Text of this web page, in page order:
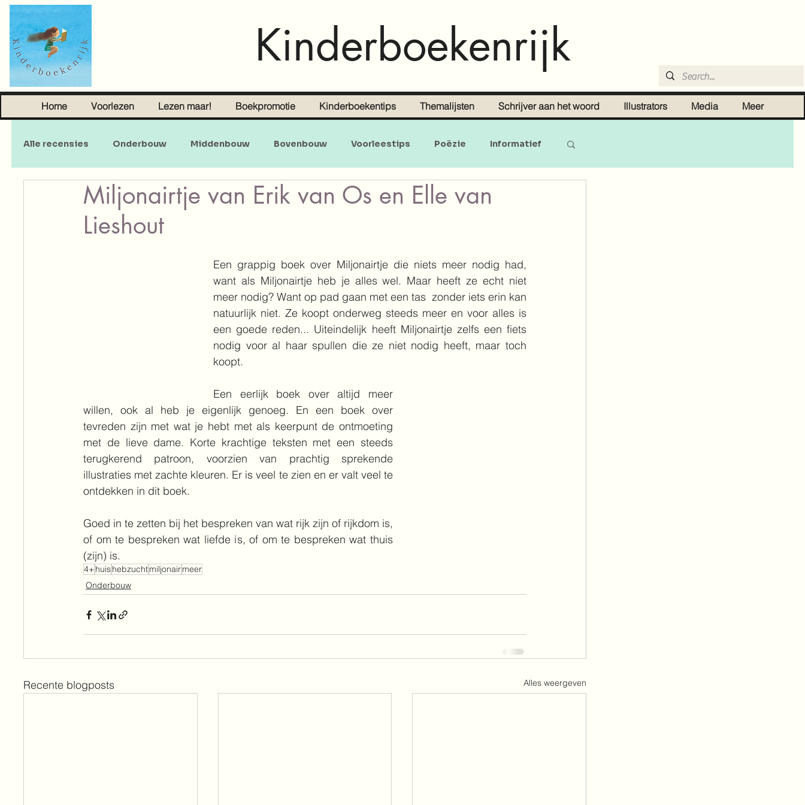
Kinderboekenrijk
Home Voorlezen Lezen maar! Boekpromotie Kinderboekentips Themalijsten Schrijver aan het woord Illustrators Media Meer
Alle recensies Onderbouw Middenbouw Bovenbouw Voorleestips Poëzie Informatief
Sprookjes Young Adult Volwassenen Doe-en zoekboeken Baby's en peuters
Miljonairtje van Erik van Os en Elle van
Lieshout
Een grappig boek over Miljonairtje die niets meer nodig had,
want als Miljonairtje heb je alles wel. Maar heeft ze echt niet
meer nodig? Want op pad gaan met een tas  zonder iets erin kan
natuurlijk niet. Ze koopt onderweg steeds meer en voor alles is
een goede reden... Uiteindelijk heeft Miljonairtje zelfs een fiets
nodig voor al haar spullen die ze niet nodig heeft, maar toch
koopt.
Een eerlijk boek over altijd meer
willen, ook al heb je eigenlijk genoeg. En een boek over
tevreden zijn met wat je hebt met als keerpunt de ontmoeting
met de lieve dame. Korte krachtige teksten met een steeds
terugkerend patroon, voorzien van prachtig sprekende
illustraties met zachte kleuren. Er is veel te zien en er valt veel te
ontdekken in dit boek.
Goed in te zetten bij het bespreken van wat rijk zijn of rijkdom is,
of om te bespreken wat liefde is, of om te bespreken wat thuis
(zijn) is.
4+huishebzuchtmiljonairmeer
Onderbouw
Recente blogposts Alles weergeven